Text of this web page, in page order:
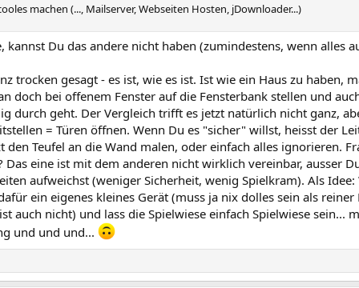
machen (..., Mailserver, Webseiten Hosten, jDownloader...)
kannst Du das andere nicht haben (zumindestens, wenn alles
trocken gesagt - es ist, wie es ist. Ist wie ein Haus zu haben,
doch bei offenem Fenster auf die Fensterbank stellen und
durch geht. Der Vergleich trifft es jetzt natürlich nicht ganz,
= Türen öffnen. Wenn Du es "sicher" willst, heisst der
Teufel an die Wand malen, oder einfach alles ignorieren.
Das eine ist mit dem anderen nicht wirklich vereinbar, ausser
aufweichst (weniger Sicherheit, wenig Spielkram). Als
ein eigenes kleines Gerät (muss ja nix dolles sein als reiner
auch nicht) und lass die Spielwiese einfach Spielwiese sein...
und und und...